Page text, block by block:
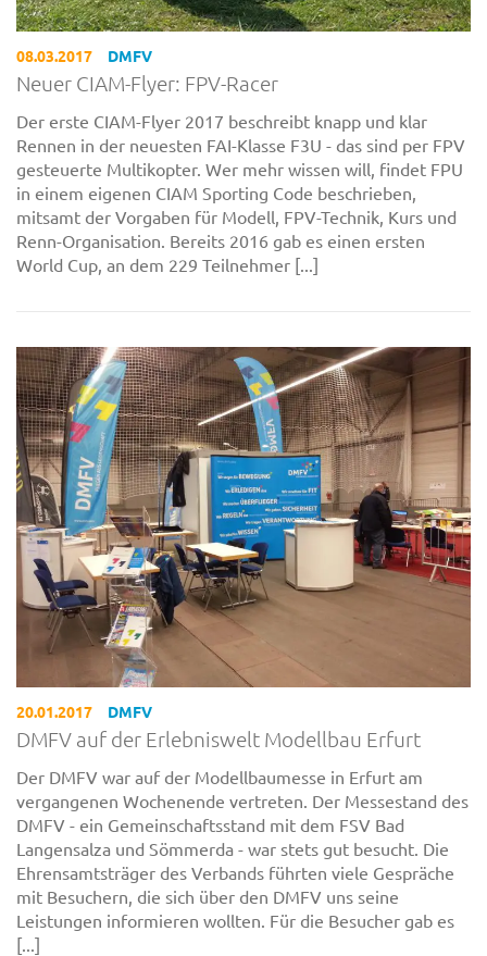
08.03.2017 DMFV
Neuer CIAM-Flyer: FPV-Racer
Der erste CIAM-Flyer 2017 beschreibt knapp und klar
Rennen in der neuesten FAI-Klasse F3U - das sind per FPV
gesteuerte Multikopter. Wer mehr wissen will, findet FPU
in einem eigenen CIAM Sporting Code beschrieben,
mitsamt der Vorgaben für Modell, FPV-Technik, Kurs und
Renn-Organisation. Bereits 2016 gab es einen ersten
World Cup, an dem 229 Teilnehmer [...]
20.01.2017 DMFV
DMFV auf der Erlebniswelt Modellbau Erfurt
Der DMFV war auf der Modellbaumesse in Erfurt am
vergangenen Wochenende vertreten. Der Messestand des
DMFV - ein Gemeinschaftsstand mit dem FSV Bad
Langensalza und Sömmerda - war stets gut besucht. Die
Ehrensamtsträger des Verbands führten viele Gespräche
mit Besuchern, die sich über den DMFV uns seine
Leistungen informieren wollten. Für die Besucher gab es
[...]